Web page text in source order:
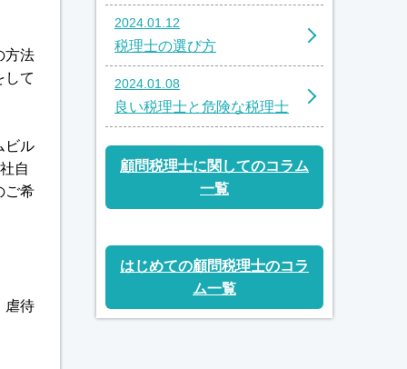
方法
して
ビル
自
ご希
虐待
2024.01.12
税理士の選び方
2024.01.08
良い税理士と危険な税理士
顧問税理士に関してのコラム
一覧
はじめての顧問税理士のコラ
ム一覧